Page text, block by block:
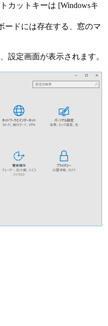
カットキーは [Windowsキ
ードには存在する、窓のマ
設定画面が表示されます。